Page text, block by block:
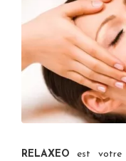
RELAXEO est votre